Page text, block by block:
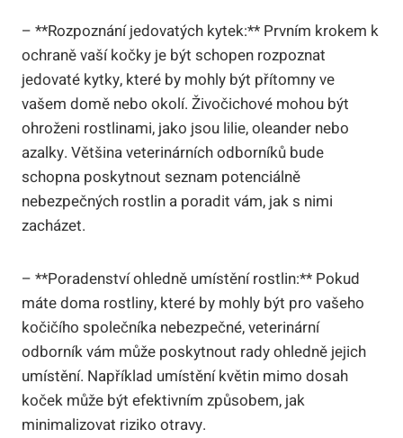
– **Rozpoznání jedovatých kytek:** Prvním krokem k
ochraně vaší kočky je být schopen rozpoznat
jedovaté kytky, které by mohly být přítomny ve
vašem domě nebo okolí. Živočichové mohou být
ohroženi rostlinami, jako jsou lilie, oleander nebo
azalky. Většina veterinárních odborníků bude
schopna poskytnout seznam potenciálně
nebezpečných rostlin a poradit vám, jak s nimi
zacházet.
– **Poradenství ohledně umístění rostlin:** Pokud
máte doma rostliny, které by mohly být pro vašeho
kočičího společníka nebezpečné, veterinární
odborník vám může poskytnout rady ohledně jejich
umístění. Například umístění květin mimo dosah
koček může být efektivním způsobem, jak
minimalizovat riziko otravy.